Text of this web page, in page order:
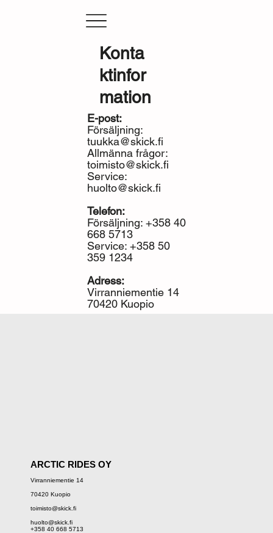
Konta
ktinfor
mation
E-post:
Försäljning:
tuukka@skick.fi
Allmänna frågor:
toimisto@skick.fi
Service:
huolto@skick.fi
Telefon:
Försäljning: +358 40
668 5713
Service: +358 50
359 1234
Adress:
Virranniementie 14
70420 Kuopio
ARCTIC RIDES OY
Virranniementie 14
70420 Kuopio
toimisto@skick.fi
huolto@skick.fi
+358 40 668 5713